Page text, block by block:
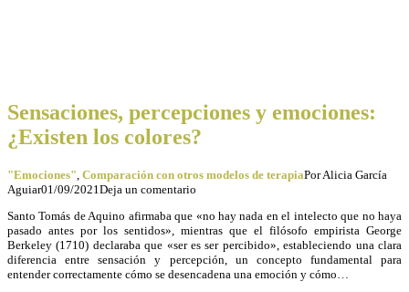
Sensaciones, percepciones y emociones:
¿Existen los colores?
"Emociones" Comparación con otros modelos de terapiaPorAlicia García
Aguiar01/09/2021 Deja un comentario
Santo Tomás de Aquino afirmaba que «no hay nada en el intelecto que no haya
pasado antes por los sentidos», mientras que el filósofo empirista George
Berkeley (1710) declaraba que «ser es ser percibido», estableciendo una clara
diferencia entre sensación y percepción, un concepto fundamental para
entender correctamente cómo se desencadena una emoción y cómo…